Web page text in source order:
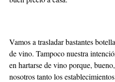
Vamos a trasladar bastantes
de vino. Tampoco nuestra
en hartarse de vino porque,
nosotros tanto los